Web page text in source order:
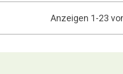
Anzeigen 1-23